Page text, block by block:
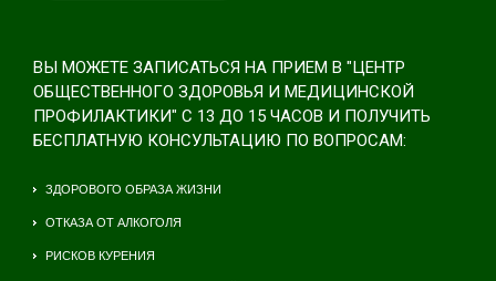
ВЫ МОЖЕТЕ ЗАПИСАТЬСЯ НА ПРИЕМ В "ЦЕНТР
ОБЩЕСТВЕННОГО ЗДОРОВЬЯ И МЕДИЦИНСКОЙ
ПРОФИЛАКТИКИ" С 13 ДО 15 ЧАСОВ И ПОЛУЧИТЬ
БЕСПЛАТНУЮ КОНСУЛЬТАЦИЮ ПО ВОПРОСАМ:
ЗДОРОВОГО ОБРАЗА ЖИЗНИ
ОТКАЗА ОТ АЛКОГОЛЯ
РИСКОВ КУРЕНИЯ